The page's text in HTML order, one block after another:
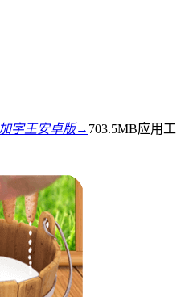
加字王安卓版→ 703.5MB应用工